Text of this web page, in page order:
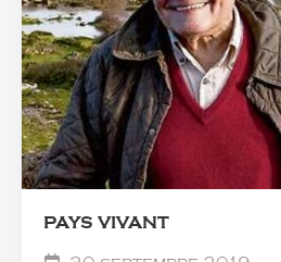
PAYS VIVANT